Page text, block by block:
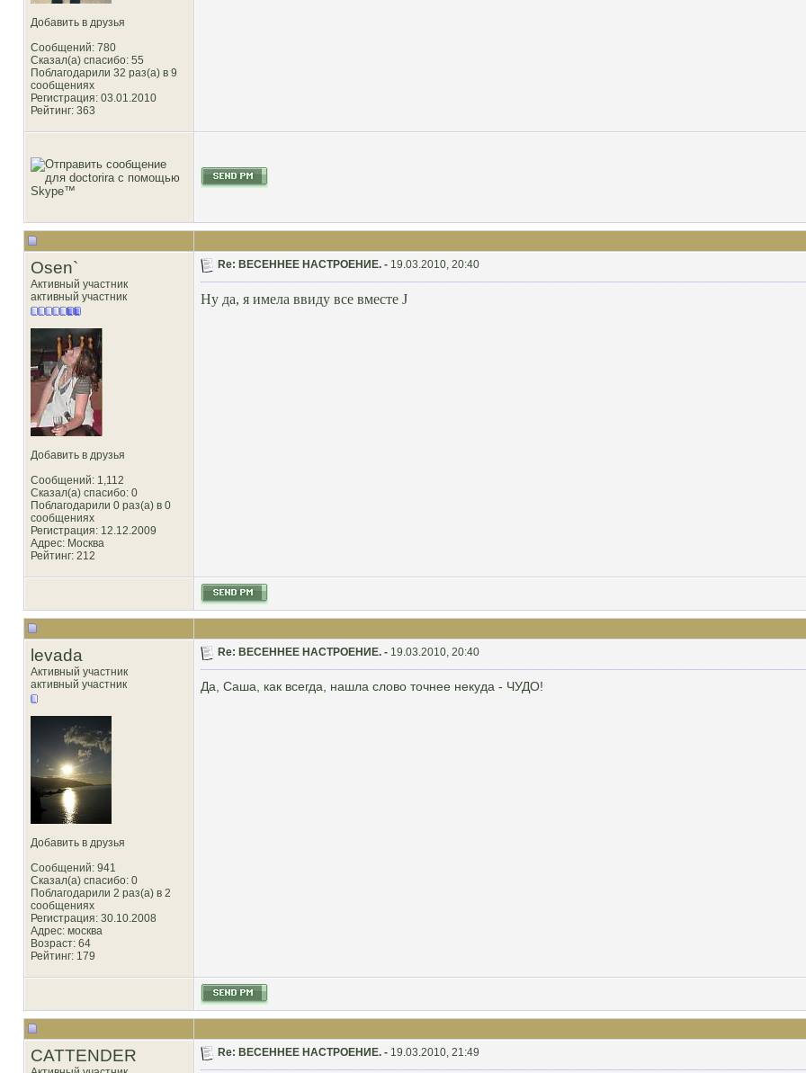
Добавить в друзья
Сообщений: 780
Сказал(а) спасибо: 55
Поблагодарили 32 раз(а) в 9
сообщениях
Регистрация: 03.01.2010
Рейтинг: 363
Osen`
Активный участник
активный участник
Добавить в друзья
Сообщений: 1,112
Сказал(а) спасибо: 0
Поблагодарили 0 раз(а) в 0
сообщениях
Регистрация: 12.12.2009
Адрес: Москва
Рейтинг: 212
Re: ВЕСЕННЕЕ НАСТРОЕНИЕ. - 19.03.2010, 20:40
Ну да, я имела ввиду все вместе J
levada
Активный участник
активный участник
Добавить в друзья
Сообщений: 941
Сказал(а) спасибо: 0
Поблагодарили 2 раз(а) в 2
сообщениях
Регистрация: 30.10.2008
Адрес: москва
Возраст: 64
Рейтинг: 179
Re: ВЕСЕННЕЕ НАСТРОЕНИЕ. - 19.03.2010, 20:40
Да, Саша, как всегда, нашла слово точнее некуда - ЧУДО!
CATTENDER Re: ВЕСЕННЕЕ НАСТРОЕНИЕ. - 19.03.2010, 21:49